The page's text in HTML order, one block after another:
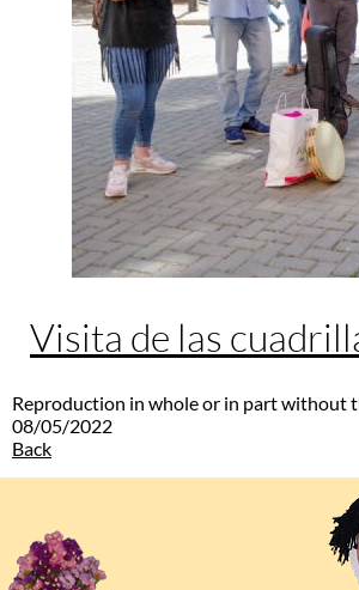
Visita de las
Reproduction in whole or in part without
08/05/2022
Back